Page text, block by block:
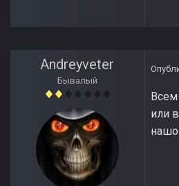
Andreyveter
Бывалый
или